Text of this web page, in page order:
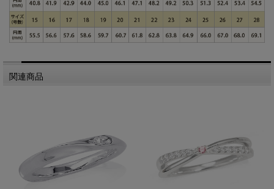
関連商品